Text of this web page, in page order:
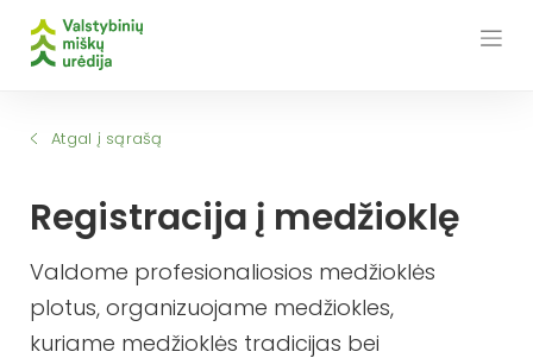
Atgal į sąrašą
Registracija į medžioklę
Valdome profesionaliosios medžioklės
plotus, organizuojame medžiokles,
kuriame medžioklės tradicijas bei